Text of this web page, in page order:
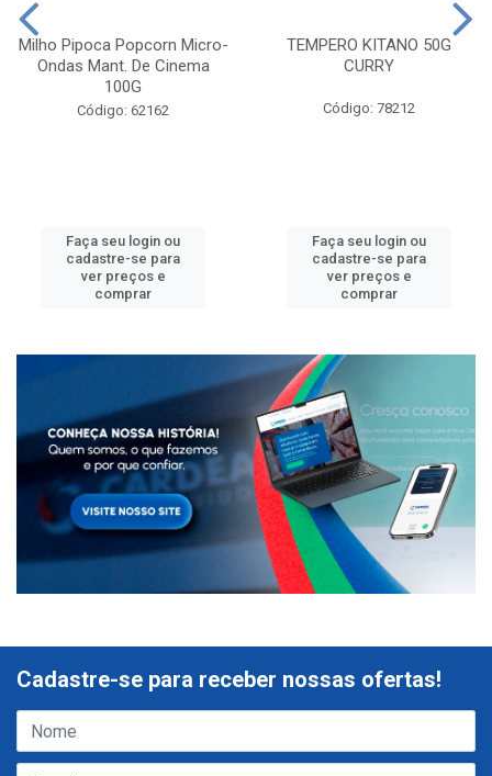
Milho Pipoca Popcorn Micro-
Ondas Mant. De Cinema
100G
Código: 62162
Faça seu login ou
cadastre-se para
ver preços e
comprar
TEMPERO KITANO 50G
CURRY
Código: 78212
Faça seu login ou
cadastre-se para
ver preços e
comprar
Cadastre-se para receber nossas ofertas!